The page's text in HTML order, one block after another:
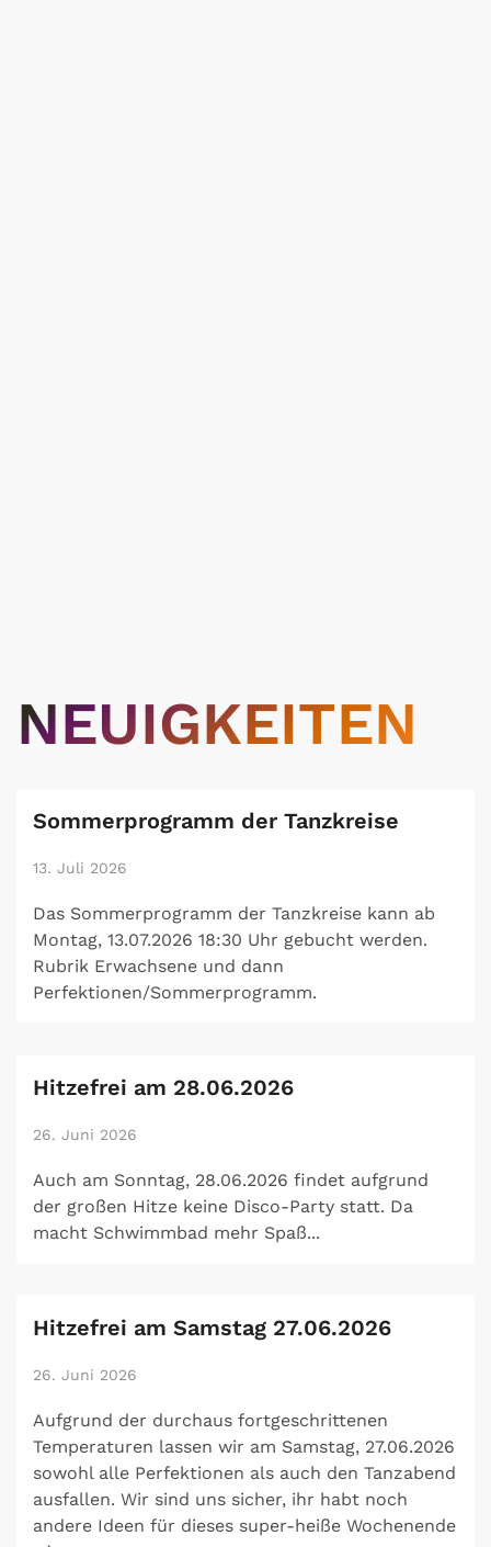
NEUIGKEITEN
Sommerprogramm der Tanzkreise
13. Juli 2026
Das Sommerprogramm der Tanzkreise kann ab
Montag, 13.07.2026 18:30 Uhr gebucht werden.
Rubrik Erwachsene und dann
Perfektionen/Sommerprogramm.
Hitzefrei am 28.06.2026
26. Juni 2026
Auch am Sonntag, 28.06.2026 findet aufgrund
der großen Hitze keine Disco-Party statt. Da
macht Schwimmbad mehr Spaß...
Hitzefrei am Samstag 27.06.2026
26. Juni 2026
Aufgrund der durchaus fortgeschrittenen
Temperaturen lassen wir am Samstag, 27.06.2026
sowohl alle Perfektionen als auch den Tanzabend
ausfallen. Wir sind uns sicher, ihr habt noch
andere Ideen für dieses super-heiße Wochenende